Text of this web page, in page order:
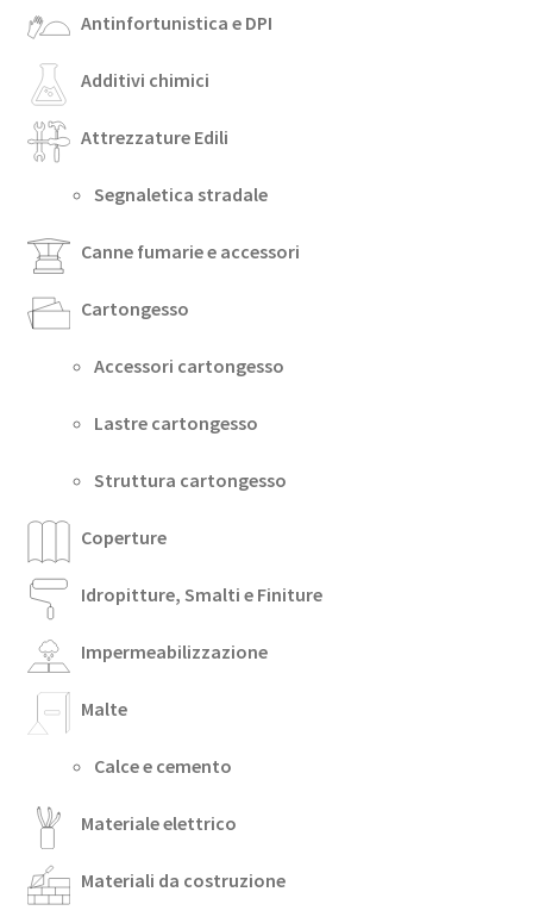
Antinfortunistica e DPI
Additivi chimici
Attrezzature Edili
Segnaletica stradale
Canne fumarie e accessori
Cartongesso
Accessori cartongesso
Lastre cartongesso
Struttura cartongesso
Coperture
Idropitture, Smalti e Finiture
Impermeabilizzazione
Malte
Calce e cemento
Materiale elettrico
Materiali da costruzione